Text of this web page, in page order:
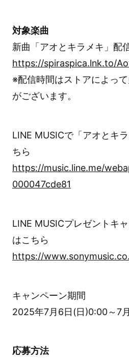
対象楽曲
新曲「アオとキラメキ」配
https://spiraspica.lnk.to/
※配信時間はストアによっ
がございます。
LINE MUSICで「アオとキ
ちら
https://music.line.me/
000047cde81
LINE MUSICプレゼントキ
はこちら
https://
キャンペーン期間
2025年7月6日(日)0:00～7
応募方法